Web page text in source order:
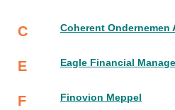
C Coherent
E Eagle Financial
F Finovion Meppel